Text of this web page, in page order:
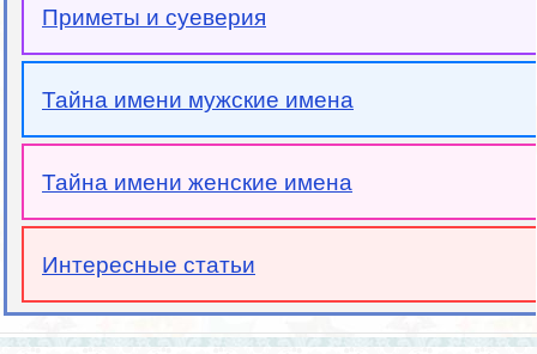
Приметы и суеверия
Тайна имени мужские имена
Тайна имени женские имена
Интересные статьи